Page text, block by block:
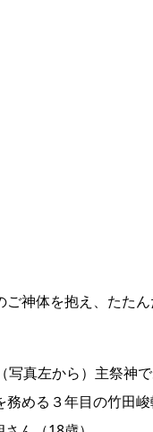
神体を抱え、たた
真左から）主祭神
める３年目の竹田